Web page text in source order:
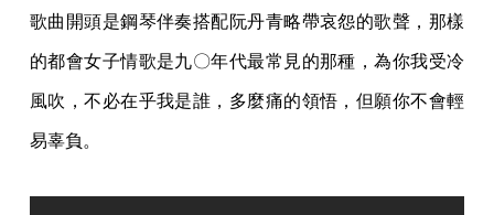
歌曲開頭是鋼琴伴奏搭配阮丹青略帶哀怨的歌聲，那樣
的都會女子情歌是九〇年代最常見的那種，為你我受冷
風吹，不必在乎我是誰，多麼痛的領悟，但願你不會輕
易辜負。